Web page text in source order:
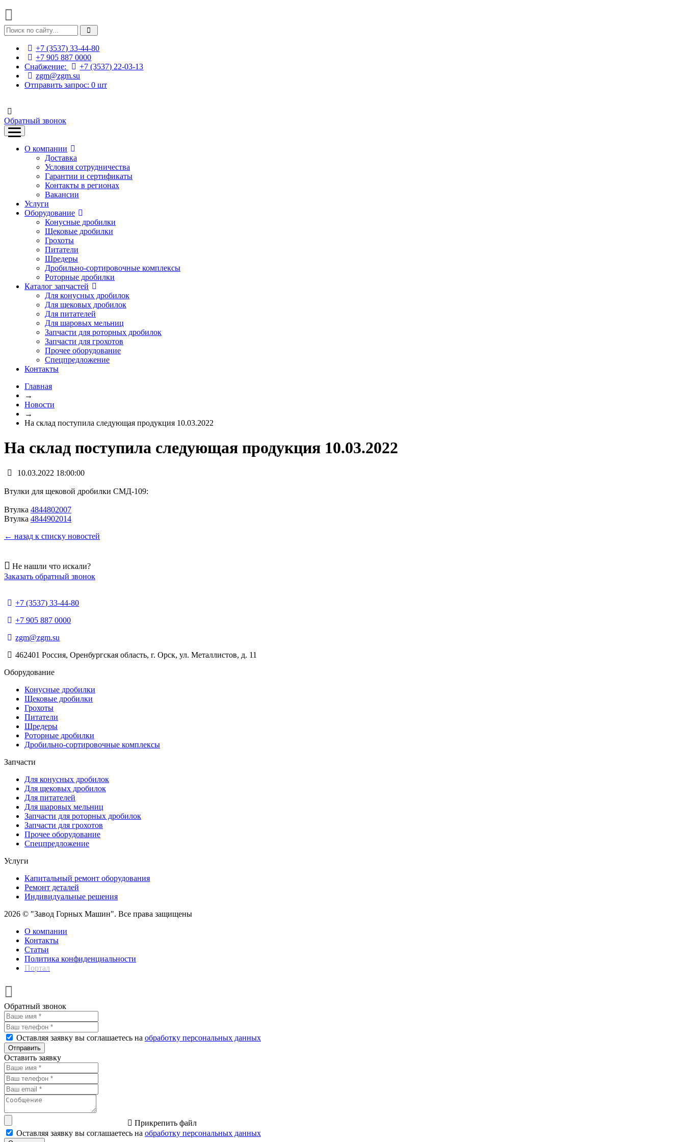
+7 (3537) 33-44-80
+7 905 887 0000
Снабжение:
+7 (3537) 22-03-13
zgm@zgm.su
Отправить запрос: 0 шт
Обратный звонок
О компании
Доставка
Условия сотрудничества
Гарантии и сертификаты
Контакты в регионах
Вакансии
Услуги
Оборудование
Конусные дробилки
Щековые дробилки
Грохоты
Питатели
Шредеры
Дробильно-сортировочные комплексы
Роторные дробилки
Каталог запчастей
Для конусных дробилок
Для щековых дробилок
Для питателей
Для шаровых мельниц
Запчасти для роторных дробилок
Запчасти для грохотов
Прочее оборудование
Спецпредложение
Контакты
Главная
→
Новости
→
На склад поступила следующая продукция 10.03.2022
На склад поступила следующая продукция 10.03.2022
10.03.2022 18:00:00
Втулки для щековой дробилки СМД-109:
Втулка 4844802007
Втулка 4844902014
← назад к списку новостей
Не нашли что искали?
Заказать обратный звонок
+7 (3537) 33-44-80
+7 905 887 0000
zgm@zgm.su
462401 Россия, Оренбургская область, г. Орск, ул. Металлистов, д. 11
Оборудование
Конусные дробилки
Щековые дробилки
Грохоты
Питатели
Шредеры
Роторные дробилки
Дробильно-сортировочные комплексы
Запчасти
Для конусных дробилок
Для щековых дробилок
Для питателей
Для шаровых мельниц
Запчасти для роторных дробилок
Запчасти для грохотов
Прочее оборудование
Спецпредложение
Услуги
Капитальный ремонт оборудования
Ремонт деталей
Индивидуальные решения
2026 © "Завод Горных Машин". Все права защищены
О компании
Контакты
Статьи
Политика конфиденциальности
Портал
Обратный звонок
Оставляя заявку вы соглашаетесь на обработку персональных данных
Отправить
Оставить заявку
Прикрепить файл
Оставляя заявку вы соглашаетесь на обработку персональных данных